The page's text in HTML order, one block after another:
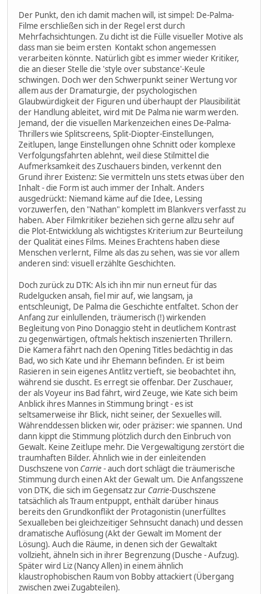
Der Punkt, den ich damit machen will, ist simpel: De-Palma-
Filme erschließen sich in der Regel erst durch
Mehrfachsichtungen. Zu dicht ist die Fülle visueller Motive als
dass man sie beim ersten Kontakt schon angemessen
verarbeiten könnte. Natürlich gibt es immer wieder Kritiker,
die an dieser Stelle die 'style over substance'-Keule
schwingen. Doch wer den Schwerpunkt seiner Wertung vor
allem aus der Dramaturgie, der psychologischen
Glaubwürdigkeit der Figuren und überhaupt der Plausibilität
der Handlung ableitet, wird mit De Palma nie warm werden.
Jemand, der die visuellen Markenzeichen eines De-Palma-
Thrillers wie Splitscreens, Split-Diopter-Einstellungen,
Zeitlupen, lange Einstellungen ohne Schnitt oder komplexe
Verfolgungsfahrten ablehnt, weil diese Stilmittel die
Aufmerksamkeit des Zuschauers binden, verkennt den
Grund ihrer Existenz: Sie vermitteln uns stets etwas über den
Inhalt - die Form ist auch immer der Inhalt. Anders
ausgedrückt: Niemand käme auf die Idee, Lessing
vorzuwerfen, den "Nathan" komplett im Blankvers verfasst zu
haben. Aber Filmkritiker beziehen sich gerne allzu sehr auf
die Plot-Entwicklung als wichtigstes Kriterium zur Beurteilung
der Qualität eines Films. Meines Erachtens haben diese
Menschen verlernt, Filme als das zu sehen, was sie vor allem
anderen sind: visuell erzählte Geschichten.
Doch zurück zu DTK: Als ich ihn mir nun erneut für das
Rudelgucken ansah, fiel mir auf, wie langsam, ja
entschleunigt, De Palma die Geschichte entfaltet. Schon der
Anfang zur einlullenden, träumerisch (!) wirkenden
Begleitung von Pino Donaggio steht in deutlichem Kontrast
zu gegenwärtigen, oftmals hektisch inszenierten Thrillern.
Die Kamera fährt nach den Opening Titles bedächtig in das
Bad, wo sich Kate und ihr Ehemann befinden. Er ist beim
Rasieren in sein eigenes Antlitz vertieft, sie beobachtet ihn,
während sie duscht. Es erregt sie offenbar. Der Zuschauer,
der als Voyeur ins Bad fährt, wird Zeuge, wie Kate sich beim
Anblick ihres Mannes in Stimmung bringt - es ist
seltsamerweise ihr Blick, nicht seiner, der Sexuelles will.
Währenddessen blicken wir, oder präziser: wie spannen. Und
dann kippt die Stimmung plötzlich durch den Einbruch von
Gewalt. Keine Zeitlupe mehr. Die Vergewaltigung zerstört die
traumhaften Bilder. Ähnlich wie in der einleitenden
Duschszene von Carrie- auch dort schlägt die träumerische
Stimmung durch einen Akt der Gewalt um. Die Anfangsszene
von DTK, die sich im Gegensatz zur Carrie-Duschszene
tatsächlich als Traum entpuppt, enthält darüber hinaus
bereits den Grundkonflikt der Protagonistin (unerfülltes
Sexualleben bei gleichzeitiger Sehnsucht danach) und dessen
dramatische Auflösung (Akt der Gewalt im Moment der
Lösung). Auch die Räume, in denen sich der Gewaltakt
vollzieht, ähneln sich in ihrer Begrenzung (Dusche - Aufzug).
Später wird Liz (Nancy Allen) in einem ähnlich
klaustrophobischen Raum von Bobby attackiert (Übergang
zwischen zwei Zugabteilen).